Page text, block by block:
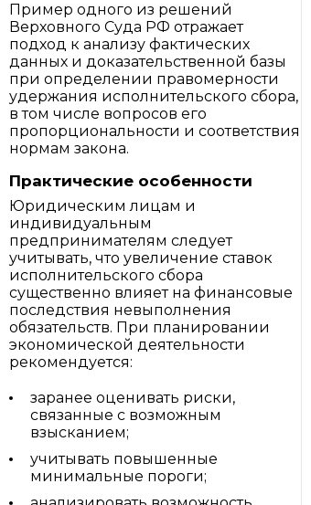
Пример одного из решений
Верховного Суда РФ отражает
подход к анализу фактических
данных и доказательственной базы
при определении правомерности
удержания исполнительского сбора,
в том числе вопросов его
пропорциональности и соответствия
нормам закона.
Практические особенности
Юридическим лицам и
индивидуальным
предпринимателям следует
учитывать, что увеличение ставок
исполнительского сбора
существенно влияет на финансовые
последствия невыполнения
обязательств. При планировании
экономической деятельности
рекомендуется:
заранее оценивать риски,
связанные с возможным
взысканием;
учитывать повышенные
минимальные пороги;